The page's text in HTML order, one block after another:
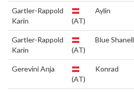
Gartler-Rappold
Karin
(AT)
Aylin
Gartler-Rappold
Karin
(AT)
Blue Shanell
Gerevini Anja
(AT)
Konrad